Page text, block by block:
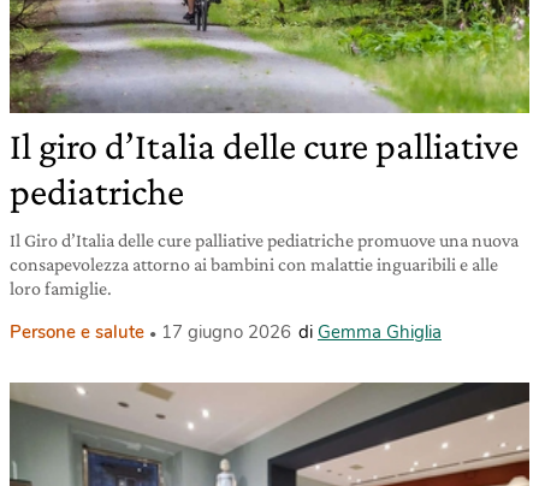
Il giro d’Italia delle cure palliative
pediatriche
Il Giro d’Italia delle cure palliative pediatriche promuove una nuova
consapevolezza attorno ai bambini con malattie inguaribili e alle
loro famiglie.
Persone e salute 17 giugno 2026 di Gemma Ghiglia